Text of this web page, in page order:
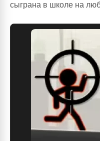
сыграна в школе на